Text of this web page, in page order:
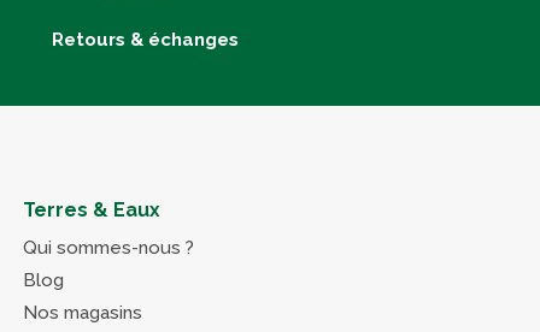
Retours & échanges
Terres & Eaux
Qui sommes-nous ?
Blog
Nos magasins